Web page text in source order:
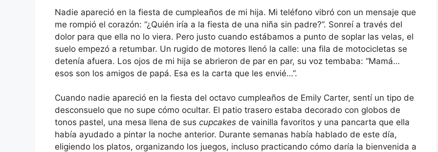
Nadie apareció en la fiesta de cumpleaños de mi hija. Mi teléfono vibró con un mensaje que
me rompió el corazón: “¿Quién iría a la fiesta de una niña sin padre?”. Sonreí a través del
dolor para que ella no lo viera. Pero justo cuando estábamos a punto de soplar las velas, el
suelo empezó a retumbar. Un rugido de motores llenó la calle: una fila de motocicletas se
detenía afuera. Los ojos de mi hija se abrieron de par en par, su voz tembaba: “Mamá…
esos son los amigos de papá. Esa es la carta que les envié…”.
Cuando nadie apareció en la fiesta del octavo cumpleaños de Emily Carter, sentí un tipo de
desconsuelo que no supe cómo ocultar. El patio trasero estaba decorado con globos de
tonos pastel, una mesa llena de sus cupcakes de vainilla favoritos y una pancarta que ella
había ayudado a pintar la noche anterior. Durante semanas había hablado de este día,
eligiendo los platos, organizando los juegos, incluso practicando cómo daría la bienvenida a